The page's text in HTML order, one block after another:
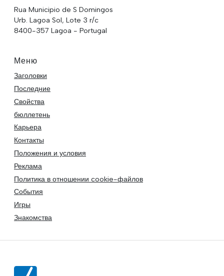
Rua Municipio de S Domingos
Urb. Lagoa Sol, Lote 3 r/c
8400-357 Lagoa - Portugal
Меню
Заголовки
Последние
Свойства
бюллетень
Карьера
Контакты
Положения и условия
Реклама
Политика в отношении cookie-файлов
События
Игры
Знакомства